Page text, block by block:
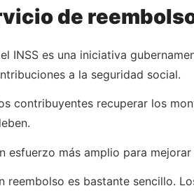
de
INSS es una iniciativa
a la seguridad social.
contribuyentes recuperar los
esfuerzo más amplio para
reembolso es bastante sencillo.